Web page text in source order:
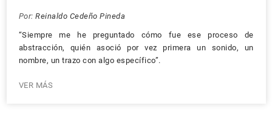
Por: Reinaldo Cedeño Pineda
“Siempre me he preguntado cómo fue ese proceso de
abstracción, quién asoció por vez primera un sonido, un
nombre, un trazo con algo específico”.
VER MÁS